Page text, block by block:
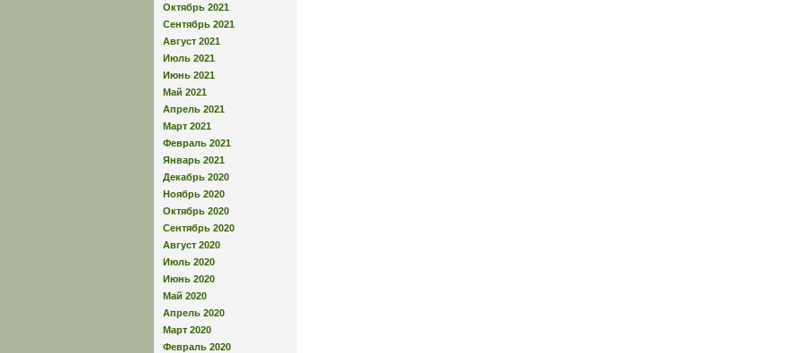
Октябрь 2021
Сентябрь 2021
Август 2021
Июль 2021
Июнь 2021
Май 2021
Апрель 2021
Март 2021
Февраль 2021
Январь 2021
Декабрь 2020
Ноябрь 2020
Октябрь 2020
Сентябрь 2020
Август 2020
Июль 2020
Июнь 2020
Май 2020
Апрель 2020
Март 2020
Февраль 2020